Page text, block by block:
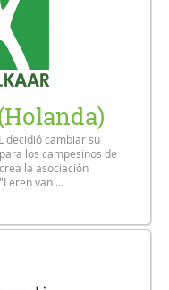
decidió cambiar su
los campesinos de
la asociación
van ...